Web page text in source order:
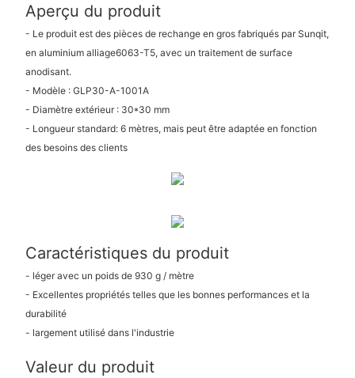
Aperçu du produit
- Le produit est des pièces de rechange en gros fabriqués par Sunqit,
en aluminium alliage6063-T5, avec un traitement de surface
anodisant.
- Modèle : GLP30-A-1001A
- Diamètre extérieur : 30*30 mm
- Longueur standard: 6 mètres, mais peut être adaptée en fonction
des besoins des clients
Caractéristiques du produit
- léger avec un poids de 930 g / mètre
- Excellentes propriétés telles que les bonnes performances et la
durabilité
- largement utilisé dans l'industrie
Valeur du produit